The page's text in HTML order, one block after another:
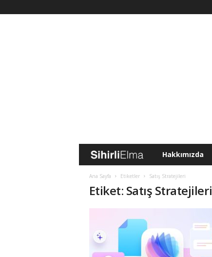
i
h
r
Hakkımızda
Ana Sayfa Etiketler Satış Stratejileri
Etiket: Satış Stratejileri